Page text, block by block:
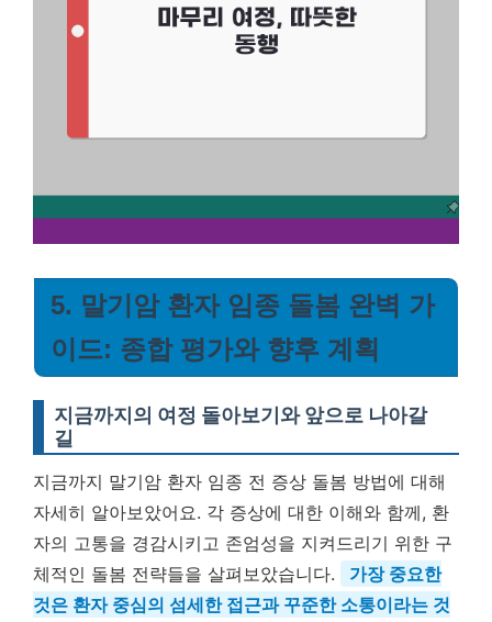
5. 말기암 환자 임종 돌봄 완벽 가
이드: 종합 평가와 향후 계획
지금까지의 여정 돌아보기와 앞으로 나아갈
길
지금까지 말기암 환자 임종 전 증상 돌봄 방법에 대해
자세히 알아보았어요. 각 증상에 대한 이해와 함께, 환
자의 고통을 경감시키고 존엄성을 지켜드리기 위한 구
체적인 돌봄 전략들을 살펴보았습니다.
가장 중요한
것은 환자 중심의 섬세한 접근과 꾸준한 소통이라는 것